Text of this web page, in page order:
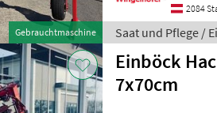
Gebrauchtmaschine
2084
Saat und Pflege /
Einböck
7x70cm